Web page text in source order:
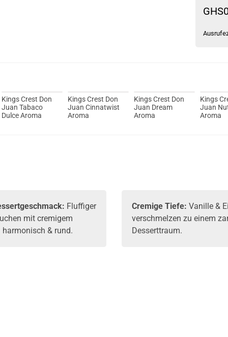
Kings Crest Don
Juan Tabaco
Dulce Aroma
Kings Crest Don
Juan Cinnatwist
Aroma
Kings Crest Don
Juan Dream
Aroma
Kings
Juan
Aroma
Fluffiger
mit cremigem
& rund.
Cremige Tiefe: Vanille &
verschmelzen zu einem
Desserttraum.